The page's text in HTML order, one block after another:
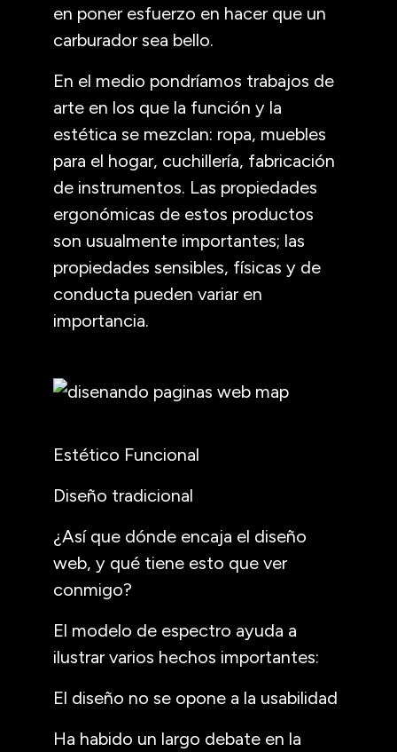
en poner esfuerzo en hacer que un
carburador sea bello.
En el medio pondríamos trabajos de
arte en los que la función y la
estética se mezclan: ropa, muebles
para el hogar, cuchillería, fabricación
de instrumentos. Las propiedades
ergonómicas de estos productos
son usualmente importantes; las
propiedades sensibles, físicas y de
conducta pueden variar en
importancia.
Estético Funcional
Diseño tradicional
¿Así que dónde encaja el diseño
web, y qué tiene esto que ver
conmigo?
El modelo de espectro ayuda a
ilustrar varios hechos importantes:
El diseño no se opone a la usabilidad
Ha habido un largo debate en la